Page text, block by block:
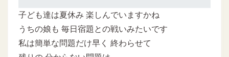
子ども達は夏休み 楽しんでいますかね
うちの娘も 毎日宿題との戦いみたいです
私は簡単な問題だけ早く 終わらせて